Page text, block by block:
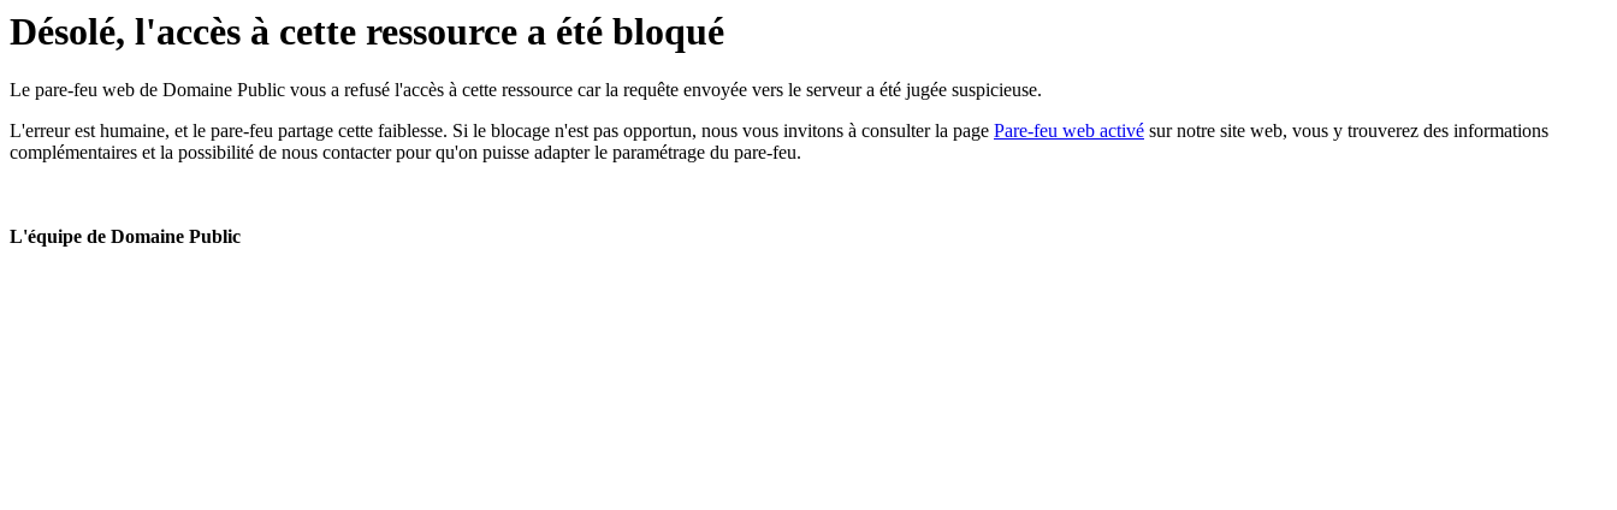
Désolé, l'accès à cette ressource a été bloqué
Le pare-feu web de Domaine Public vous a refusé l'accès à cette ressource car la requête envoyée vers le serveur a été jugée suspicieuse.
L'erreur est humaine, et le pare-feu partage cette faiblesse. Si le blocage n'est pas opportun, nous vous invitons à consulter la page Pare-feu web activé sur notre site web, vous y trouverez des informations
complémentaires et la possibilité de nous contacter pour qu'on puisse adapter le paramétrage du pare-feu.
L'équipe de Domaine Public